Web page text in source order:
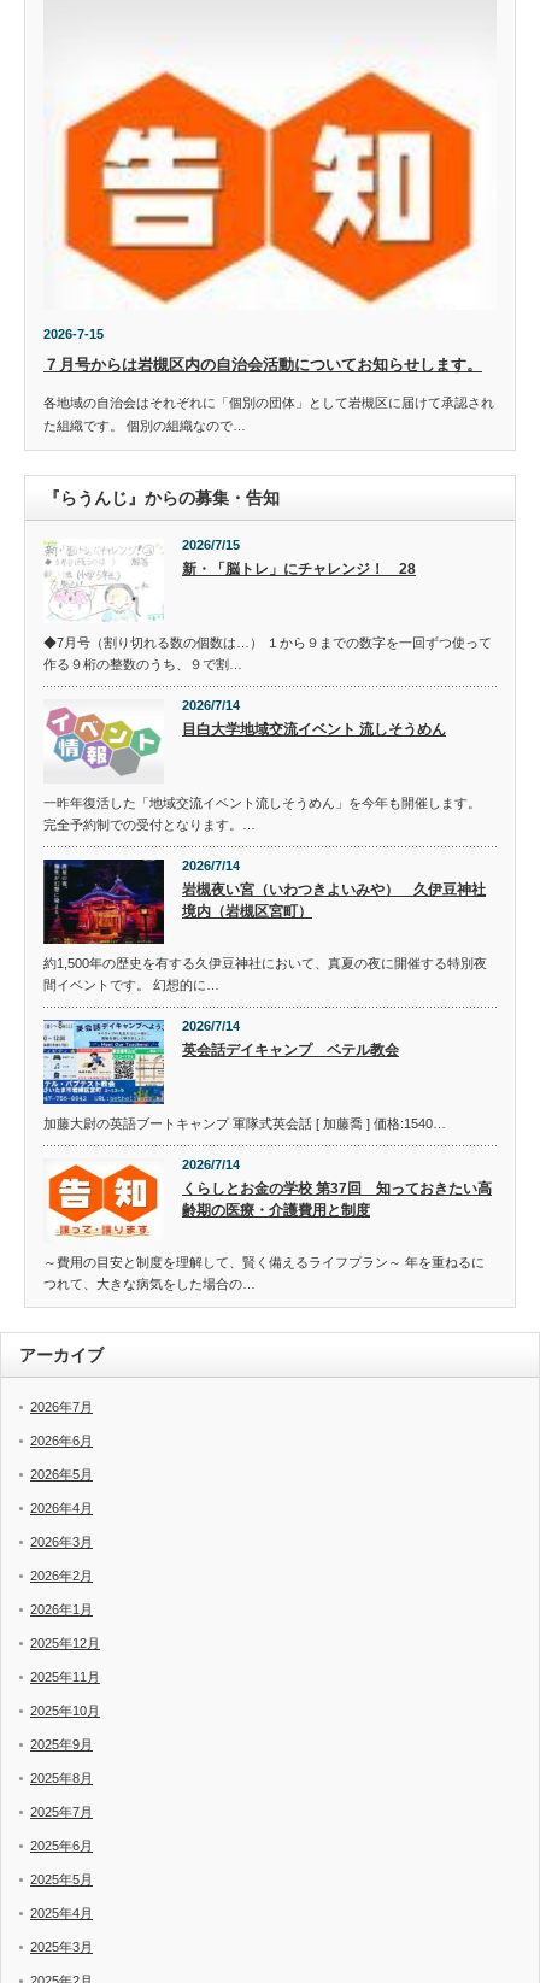
2026-7-15
７月号からは岩槻区内の自治会活動についてお知らせします。
各地域の自治会はそれぞれに「個別の団体」として岩槻区に届けて承認され
た組織です。 個別の組織なので…
『らうんじ』からの募集・告知
2026/7/15
新・「脳トレ」にチャレンジ！ 28
◆7月号（割り切れる数の個数は…） １から９までの数字を一回ずつ使って
作る９桁の整数のうち、９で割…
2026/7/14
目白大学地域交流イベント 流しそうめん
一昨年復活した「地域交流イベント流しそうめん」を今年も開催します。
完全予約制での受付となります。…
2026/7/14
岩槻夜い宮（いわつきよいみや） 久伊豆神社
境内（岩槻区宮町）
約1,500年の歴史を有する久伊豆神社において、真夏の夜に開催する特別夜
間イベントです。 幻想的に…
2026/7/14
英会話デイキャンプ ベテル教会
加藤大尉の英語ブートキャンプ 軍隊式英会話 [ 加藤喬 ] 価格:1540…
2026/7/14
くらしとお金の学校 第37回 知っておきたい高
齢期の医療・介護費用と制度
～費用の目安と制度を理解して、賢く備えるライフプラン～ 年を重ねるに
つれて、大きな病気をした場合の…
アーカイブ
2026年7月
2026年6月
2026年5月
2026年4月
2026年3月
2026年2月
2026年1月
2025年12月
2025年11月
2025年10月
2025年9月
2025年8月
2025年7月
2025年6月
2025年5月
2025年4月
2025年3月